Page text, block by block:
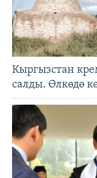
Кыргызстан
салды. Өлкөдө